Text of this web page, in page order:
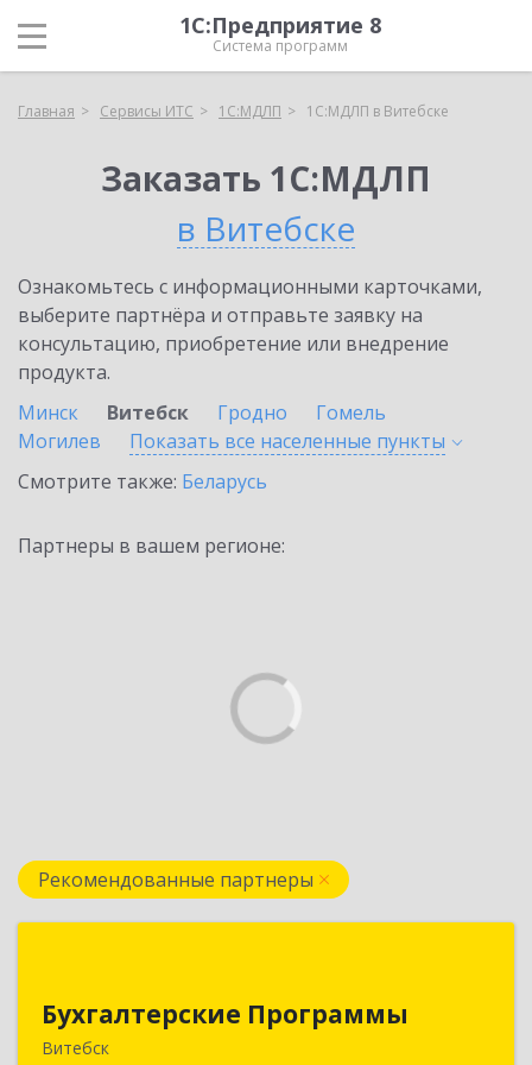
1С:Предприятие 8
Система программ
Главная Сервисы ИТС 1С:МДЛП 1С:МДЛП в Витебске
Заказать 1С:МДЛП
в Витебске
Ознакомьтесь с информационными карточками,
выберите партнёра и отправьте заявку на
консультацию, приобретение или внедрение
продукта.
Минск
Витебск Гродно
Гомель
Могилев
Показать все населенные пункты
Смотрите также: Беларусь
Партнеры в вашем регионе:
Рекомендованные партнеры
Бухгалтерские Программы
Витебск
Республика Беларусь, 210605,г. Витебск, тр-т.